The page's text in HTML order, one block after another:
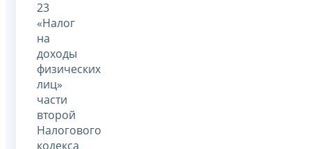
23
«Налог
на
доходы
физических
лиц»
части
второй
Налогового
кодекса